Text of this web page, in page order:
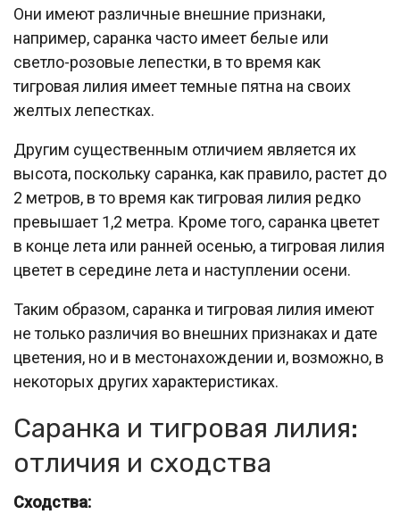
Они имеют различные внешние признаки,
например, саранка часто имеет белые или
светло-розовые лепестки, в то время как
тигровая лилия имеет темные пятна на своих
желтых лепестках.
Другим существенным отличием является их
высота, поскольку саранка, как правило, растет до
2 метров, в то время как тигровая лилия редко
превышает 1,2 метра. Кроме того, саранка цветет
в конце лета или ранней осенью, а тигровая лилия
цветет в середине лета и наступлении осени.
Таким образом, саранка и тигровая лилия имеют
не только различия во внешних признаках и дате
цветения, но и в местонахождении и, возможно, в
некоторых других характеристиках.
Саранка и тигровая лилия:
отличия и сходства
Сходства: